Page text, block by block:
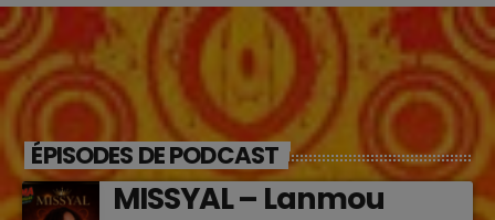
ÉPISODES DE PODCAST
MISSYAL – Lanmou